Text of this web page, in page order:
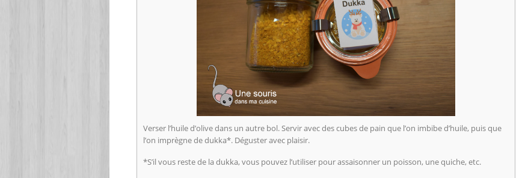
Verser l’huile d’olive dans un autre bol. Servir avec des cubes de pain que l’on imbibe d’huile, puis que
l’on imprègne de dukka*. Déguster avec plaisir.
*S’il vous reste de la dukka, vous pouvez l’utiliser pour assaisonner un poisson, une quiche, etc.